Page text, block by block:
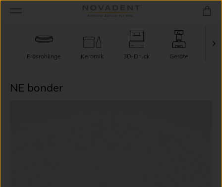
Fräsrohlinge Keramik 3D-Druck Geräte
NE bonder